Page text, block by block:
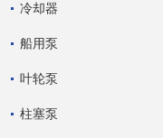
冷却器
船用泵
叶轮泵
柱塞泵